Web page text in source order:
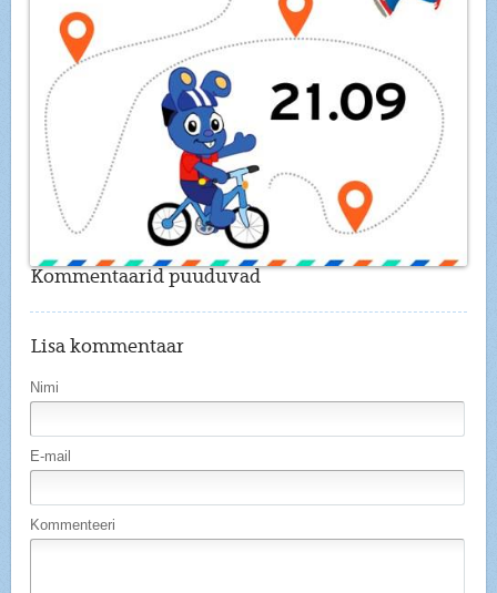
Kommentaarid puuduvad
Lisa kommentaar
Nimi
E-mail
Kommenteeri